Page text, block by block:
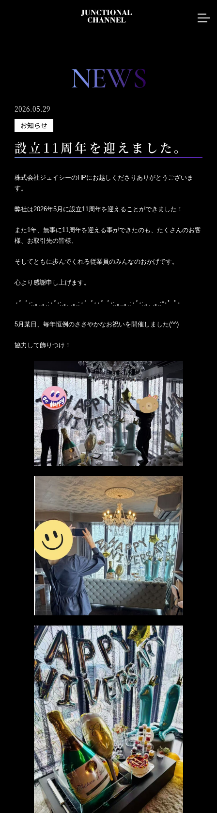
NEWS
2026.05.29
お知らせ
設立11周年を迎えました。
株式会社ジェイシーのHPにお越しくださりありがとうございま
す。
弊社は2026年5月に設立11周年を迎えることができました！
また1年、無事に11周年を迎える事ができたのも、たくさんのお客
様、お取引先の皆様、
そしてともに歩んでくれる従業員のみんなのおかげです。
心より感謝申し上げます。
･゜ﾟ･:.｡..｡.: ･ﾟ･:.｡. .｡.: ･゜ﾟ･･゜ﾟ･:.｡..｡.: ･ﾟ･:.｡. .｡.:*･゜ﾟ･
5月某日、毎年恒例のささやかなお祝いを開催しました(^^)
協力して飾りつけ！